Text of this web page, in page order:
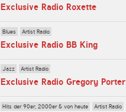
Exclusive Radio Roxette
Blues Artist Radio
Exclusive Radio BB King
Jazz Artist Radio
Exclusive Radio Gregory Porter
Hits der 90er, 2000er & von heute Artist Radio